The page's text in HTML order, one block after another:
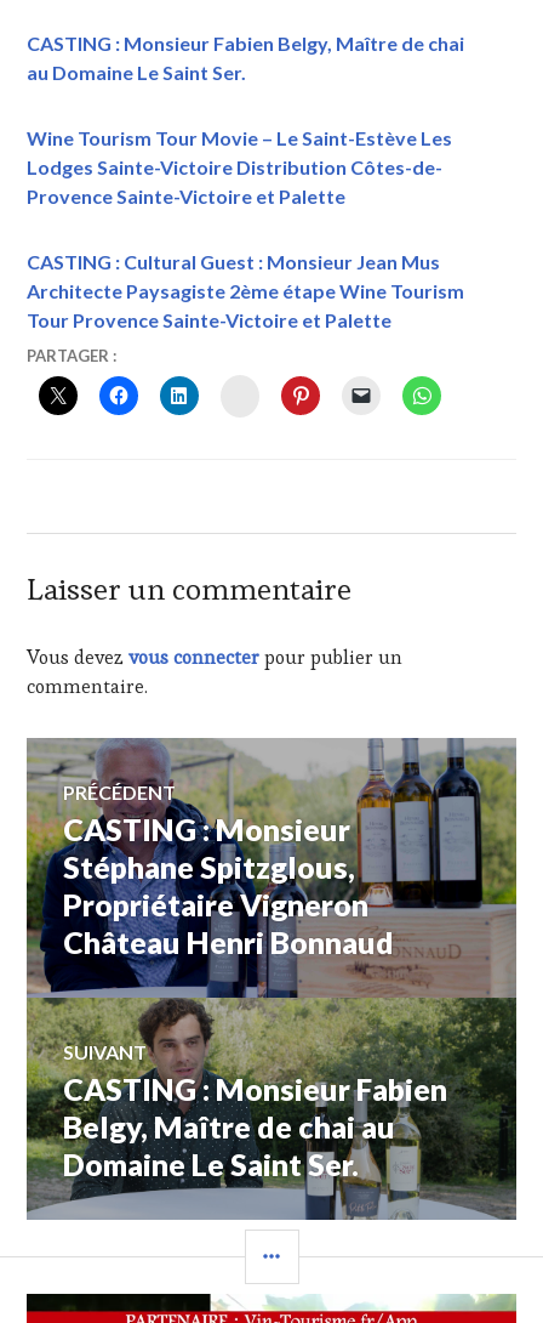
CASTING : Monsieur Fabien Belgy, Maître de chai
au Domaine Le Saint Ser.
Wine Tourism Tour Movie – Le Saint-Estève Les
Lodges Sainte-Victoire Distribution Côtes-de-
Provence Sainte-Victoire et Palette
CASTING : Cultural Guest : Monsieur Jean Mus
Architecte Paysagiste 2ème étape Wine Tourism
Tour Provence Sainte-Victoire et Palette
12
NOVEMBRE
2019
VINTOURISME
PARTAGER :
INSTAGRAM
Laisser un commentaire
Vous devezvous connecterpour publier un
commentaire.
Navigation
de
l’article
PRÉCÉDENT
Article
précédent :
CASTING : Monsieur
Stéphane Spitzglous,
Propriétaire Vigneron
Château Henri Bonnaud
SUIVANT
Article
Suivant:
CASTING : Monsieur Fabien
Belgy, Maître de chai au
Domaine Le Saint Ser.
LATÉRALE